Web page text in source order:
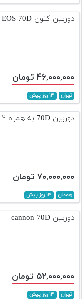
دوربین کنون EOS 70D
۴۶,۰۰۰,۰۰۰ تومان
تهران ۱۳ روز پیش
دوربین 70D به همراه ۲ تا لنز
۷۰,۰۰۰,۰۰۰ تومان
همدان ۱۳ روز پیش
دوربین cannon 70D
۵۲,۰۰۰,۰۰۰ تومان
تهران ۱۳ روز پیش